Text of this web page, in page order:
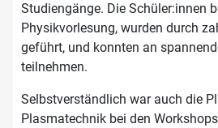
Studiengänge. Die Schüler:innen
Physikvorlesung, wurden durch
geführt, und konnten an
teilnehmen.
Selbstverständlich war auch die
Plasmatechnik bei den